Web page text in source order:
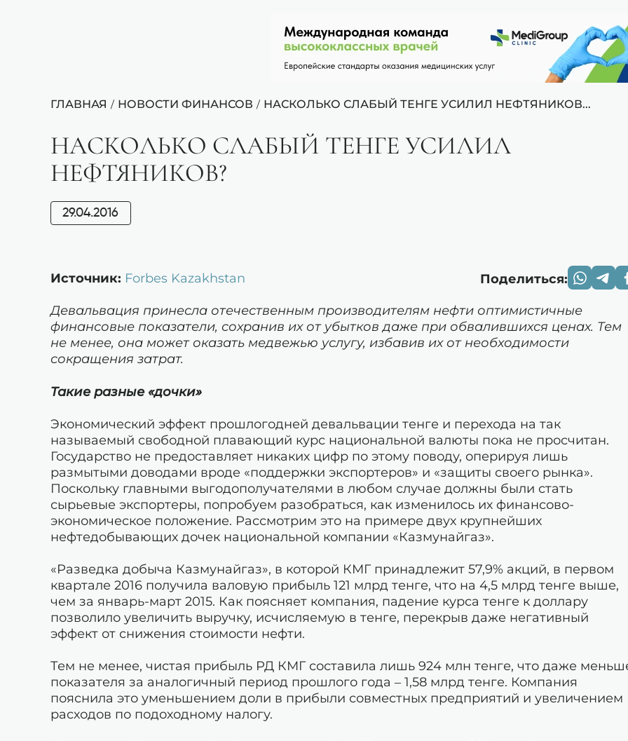
ГЛАВНАЯ / НОВОСТИ ФИНАНСОВ / НАСКОЛЬКО СЛАБЫЙ ТЕНГЕ УСИЛИЛ НЕФТЯНИКОВ...
НАСКОЛЬКО СЛАБЫЙ ТЕНГЕ УСИЛИЛ
НЕФТЯНИКОВ?
29.04.2016
Источник: Forbes Kazakhstan Поделиться:
Девальвация принесла отечественным производителям нефти оптимистичные
финансовые показатели, сохранив их от убытков даже при обвалившихся ценах. Тем
не менее, она может оказать медвежью услугу, избавив их от необходимости
сокращения затрат.
Такие разные «дочки»
Экономический эффект прошлогодней девальвации тенге и перехода на так
называемый свободной плавающий курс национальной валюты пока не просчитан.
Государство не предоставляет никаких цифр по этому поводу, оперируя лишь
размытыми доводами вроде «поддержки экспортеров» и «защиты своего рынка».
Поскольку главными выгодополучателями в любом случае должны были стать
сырьевые экспортеры, попробуем разобраться, как изменилось их финансово-
экономическое положение. Рассмотрим это на примере двух крупнейших
нефтедобывающих дочек национальной компании «Казмунайгаз».
«Разведка добыча Казмунайгаз», в которой КМГ принадлежит 57,9% акций, в первом
квартале 2016 получила валовую прибыль 121 млрд тенге, что на 4,5 млрд тенге выше,
чем за январь-март 2015. Как поясняет компания, падение курса тенге к доллару
позволило увеличить выручку, исчисляемую в тенге, перекрыв даже негативный
эффект от снижения стоимости нефти.
Тем не менее, чистая прибыль РД КМГ составила лишь 924 млн тенге, что даже
показателя за аналогичный период прошлого года – 1,58 млрд тенге. Компания
пояснила это уменьшением доли в прибыли совместных предприятий и увеличением
расходов по подоходному налогу.